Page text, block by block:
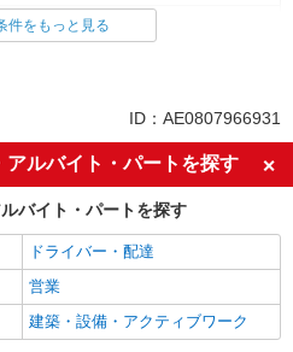
ボーナス・賞与あり
車通勤OK
社会保険あり
件をもっと見る
ID：AE0807966931
ルバイト・パートを探す
バイト・パートを探す
ドライバー・配達
営業
建築・設備・アクティブワーク